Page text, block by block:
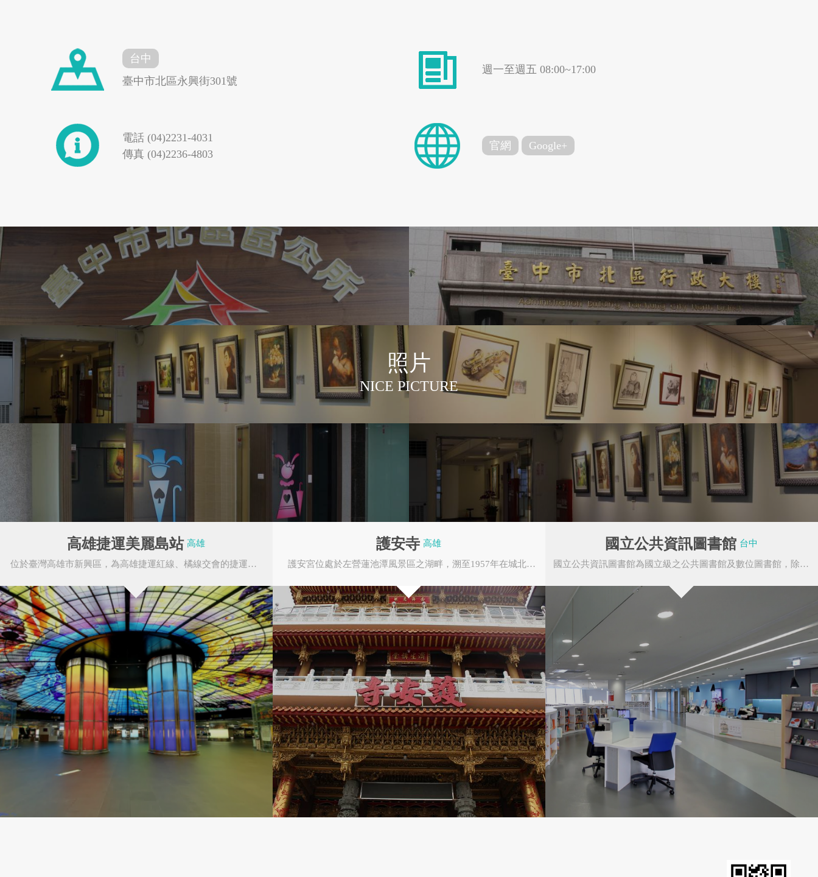
花蓮縣秀林鄉 台東縣東河鄉 台中市中區
2016桃園地景藝術
大鼎餐飲事業群 高雄捷運 雲朗觀光 承億文旅 MEET TAIWAN
三軍總醫院 國軍歷史文物館 OWNDAYS 新北市立圖書館 Mr.Onion 洋蔥牛排
NU SKIN 如新 寶島鐘錶 永康商圈 親子館 東海藝術街商圈 西門商圈
金門民宿旅遊發展
協會
台北市重南書街促
進會
後站批發商圈 華陰街徒步區 十里安手麵
台中
臺中市北區永興街301號
週一至週五 08:00~17:00
電話 (04)2231-4031
傳真 (04)2236-4803
官網 Google+
照片
NICE PICTURE
高雄捷運美麗島站 高雄
位於臺灣高雄市新興區，為高雄捷運紅線、橘線交會的捷運車站，為高雄捷運初期路網唯一的轉乘車
護安寺 高雄
護安宮位處於左營蓮池潭風景區之湖畔，溯至1957年在城北裏李火財先生供奉觀音佛祖顏曰慶雲堂
國立公共資訊圖書館 台中
國立公共資訊圖書館為國立級之公共圖書館及數位圖書館，除蒐集、整理、典藏各種圖書資訊、數位資